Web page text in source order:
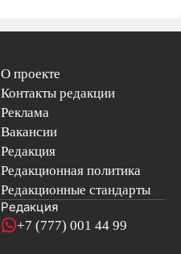
О проекте
Контакты редакции
Реклама
Вакансии
Редакция
Редакционная политика
Редакционные стандарты
Редакция
+7 (777) 001 44 99